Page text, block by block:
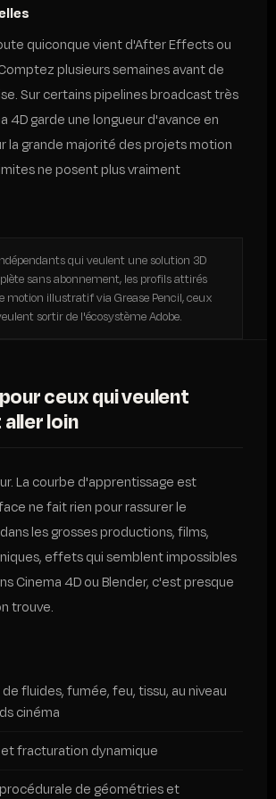
quiconque vient d'After Effects ou
plusieurs semaines avant de
Sur certains pipelines broadcast très
4D garde une longueur d'avance en
la grande majorité des projets motion
ne posent plus vraiment
qui veulent une solution 3D
sans abonnement, les profils attirés
motion illustratif via Grease Pencil, ceux
sortir de l'écosystème Adobe.
ceux qui veulent
loin
La courbe d'apprentissage est
ne fait rien pour rassurer le
les grosses productions, films,
effets qui semblent impossibles
Cinema 4D ou Blender, c'est presque
trouve.
de fluides, fumée, feu, tissu, au niveau
cinéma
fracturation dynamique
de géométries et